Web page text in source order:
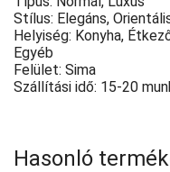
Stílus: Elegáns,
Helyiség: Konyha,
Egyéb
Felület: Sima
Szállítási idő: 15-20
Hasonló